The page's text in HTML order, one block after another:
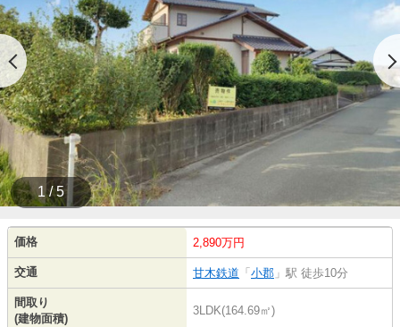
1 / 5
価格 2,890万円
交通 甘木鉄道 「 小郡 」駅 徒歩10分
間取り
(建物面積)
3LDK(164.69㎡)